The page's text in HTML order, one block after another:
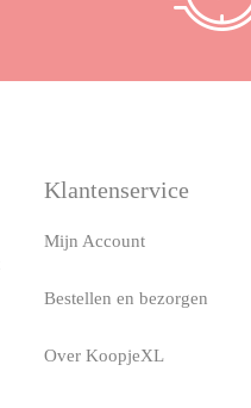
Klantenservice
Mijn Account
Bestellen en bezorgen
Over KoopjeXL